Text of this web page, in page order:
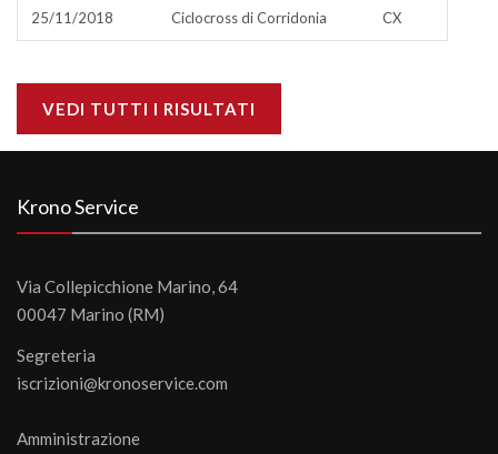
25/11/2018 Ciclocross di Corridonia CX
VEDI TUTTI I RISULTATI
Krono Service
Via Collepicchione Marino, 64
00047 Marino (RM)
Segreteria
iscrizioni@kronoservice.com
Amministrazione